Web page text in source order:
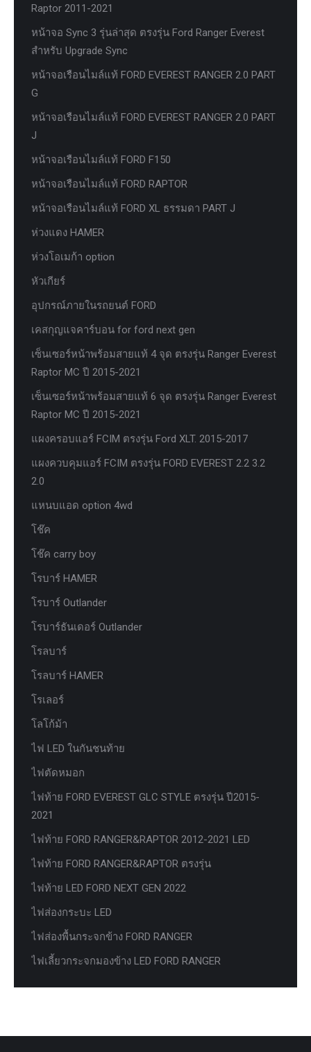
Raptor 2011-2021
หน้าจอ Sync 3 รุ่นล่าสุด ตรงรุ่น Ford Ranger Everest
สำหรับ Upgrade Sync
หน้าจอเรือนไมล์แท้ FORD EVEREST RANGER 2.0 PART
G
หน้าจอเรือนไมล์แท้ FORD EVEREST RANGER 2.0 PART
J
หน้าจอเรือนไมล์แท้ FORD F150
หน้าจอเรือนไมล์แท้ FORD RAPTOR
หน้าจอเรือนไมล์แท้ FORD XL ธรรมดา PART J
ห่วงแดง HAMER
ห่วงโอเมก้า option
หัวเกียร์
อุปกรณ์ภายในรถยนต์ FORD
เคสกุญแจคาร์บอน for ford next gen
เซ็นเซอร์หน้าพร้อมสายแท้ 4 จุด ตรงรุ่น Ranger Everest
Raptor MC ปี 2015-2021
เซ็นเซอร์หน้าพร้อมสายแท้ 6 จุด ตรงรุ่น Ranger Everest
Raptor MC ปี 2015-2021
แผงครอบแอร์ FCIM ตรงรุ่น Ford XLT. 2015-2017
แผงควบคุมแอร์ FCIM ตรงรุ่น FORD EVEREST 2.2 3.2
2.0
แหนบแอด option 4wd
โช๊ค
โช๊ค carry boy
โรบาร์ HAMER
โรบาร์ Outlander
โรบาร์ธันเดอร์ Outlander
โรลบาร์
โรลบาร์ HAMER
โรเลอร์
โลโก้ม้า
ไฟ LED ในกันชนท้าย
ไฟตัดหมอก
ไฟท้าย FORD EVEREST GLC STYLE ตรงรุ่น ปี2015-
2021
ไฟท้าย FORD RANGER&RAPTOR 2012-2021 LED
ไฟท้าย FORD RANGER&RAPTOR ตรงรุ่น
ไฟท้าย LED FORD NEXT GEN 2022
ไฟส่องกระบะ LED
ไฟส่องพื้นกระจกข้าง FORD RANGER
ไฟเลี้ยวกระจกมองข้าง LED FORD RANGER